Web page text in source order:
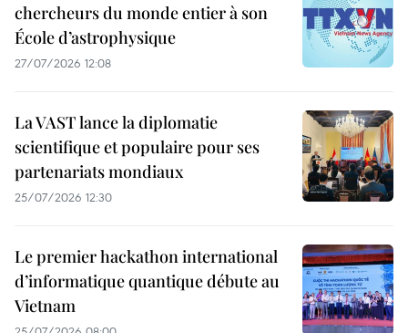
chercheurs du monde entier à son
École d’astrophysique
27/07/2026 12:08
La VAST lance la diplomatie
scientifique et populaire pour ses
partenariats mondiaux
25/07/2026 12:30
Le premier hackathon international
d’informatique quantique débute au
Vietnam